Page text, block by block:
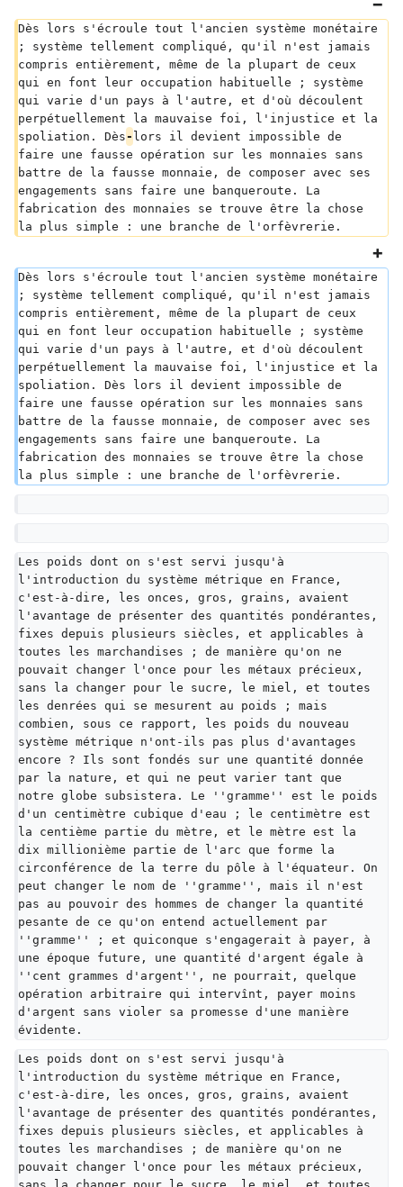
Dès lors s'écroule tout l'ancien système monétaire
; système tellement compliqué, qu'il n'est jamais
compris entièrement, même de la plupart de ceux
qui en font leur occupation habituelle ; système
qui varie d'un pays à l'autre, et d'où découlent
perpétuellement la mauvaise foi, l'injustice et la
spoliation. Dès - lors il devient impossible de
faire une fausse opération sur les monnaies sans
battre de la fausse monnaie, de composer avec ses
engagements sans faire une banqueroute. La
fabrication des monnaies se trouve être la chose
la plus simple : une branche de l'orfèvrerie.
Dès lors s'écroule tout l'ancien système monétaire
; système tellement compliqué, qu'il n'est jamais
compris entièrement, même de la plupart de ceux
qui en font leur occupation habituelle ; système
qui varie d'un pays à l'autre, et d'où découlent
perpétuellement la mauvaise foi, l'injustice et la
spoliation. Dès lors il devient impossible de
faire une fausse opération sur les monnaies sans
battre de la fausse monnaie, de composer avec ses
engagements sans faire une banqueroute. La
fabrication des monnaies se trouve être la chose
la plus simple : une branche de l'orfèvrerie.
Les poids dont on s'est servi jusqu'à
l'introduction du système métrique en France,
c'est-à-dire, les onces, gros, grains, avaient
l'avantage de présenter des quantités pondérantes,
fixes depuis plusieurs siècles, et applicables à
toutes les marchandises ; de manière qu'on ne
pouvait changer l'once pour les métaux précieux,
sans la changer pour le sucre, le miel, et toutes
les denrées qui se mesurent au poids ; mais
combien, sous ce rapport, les poids du nouveau
système métrique n'ont-ils pas plus d'avantages
encore ? Ils sont fondés sur une quantité donnée
par la nature, et qui ne peut varier tant que
notre globe subsistera. Le ''gramme'' est le poids
d'un centimètre cubique d'eau ; le centimètre est
la centième partie du mètre, et le mètre est la
dix millionième partie de l'arc que forme la
circonférence de la terre du pôle à l'équateur. On
peut changer le nom de ''gramme'', mais il n'est
pas au pouvoir des hommes de changer la quantité
pesante de ce qu'on entend actuellement par
''gramme'' ; et quiconque s'engagerait à payer, à
une époque future, une quantité d'argent égale à
''cent grammes d'argent'', ne pourrait, quelque
opération arbitraire qui intervînt, payer moins
d'argent sans violer sa promesse d'une manière
évidente.
Les poids dont on s'est servi jusqu'à
l'introduction du système métrique en France,
c'est-à-dire, les onces, gros, grains, avaient
l'avantage de présenter des quantités pondérantes,
fixes depuis plusieurs siècles, et applicables à
toutes les marchandises ; de manière qu'on ne
pouvait changer l'once pour les métaux précieux,